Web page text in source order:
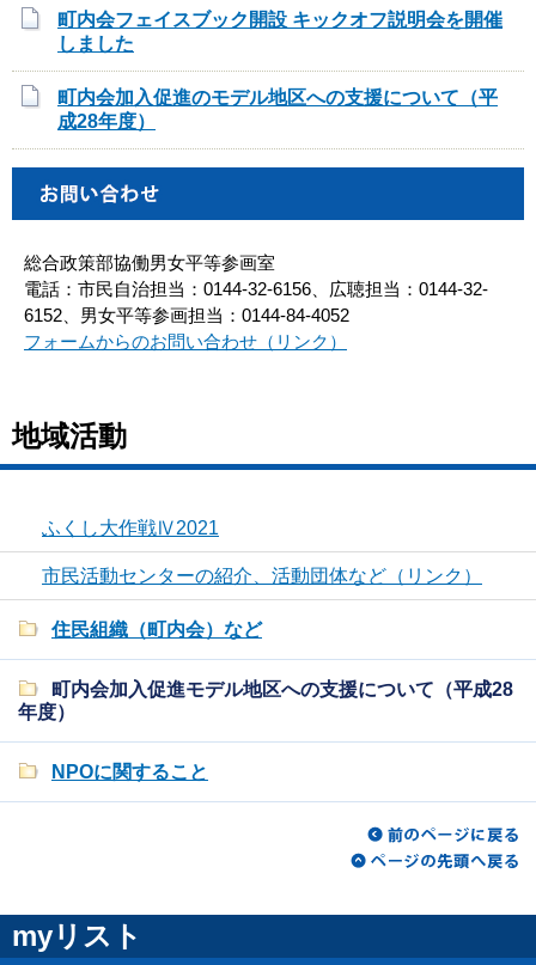
町内会フェイスブック開設 キックオフ説明会を開催
しました
町内会加入促進のモデル地区への支援について（平
成28年度）
総合政策部協働男女平等参画室
電話：市民自治担当：0144-32-6156、広聴担当：0144-32-
6152、男女平等参画担当：0144-84-4052
フォームからのお問い合わせ（リンク）
地域活動
ふくし大作戦Ⅳ2021
市民活動センターの紹介、活動団体など（リンク）
住民組織（町内会）など
町内会加入促進モデル地区への支援について（平成28
年度）
NPOに関すること
myリスト